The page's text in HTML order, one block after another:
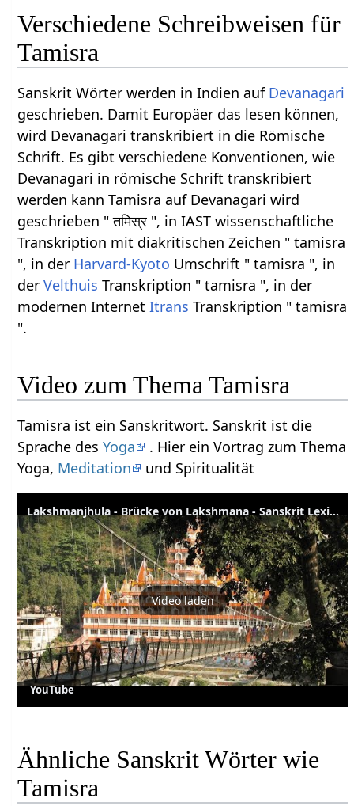
Verschiedene Schreibweisen für
Tamisra
Sanskrit Wörter werden in Indien auf Devanagari
geschrieben. Damit Europäer das lesen können,
wird Devanagari transkribiert in die Römische
Schrift. Es gibt verschiedene Konventionen, wie
Devanagari in römische Schrift transkribiert
werden kann Tamisra auf Devanagari wird
geschrieben " तमिस्र ", in IAST wissenschaftliche
Transkription mit diakritischen Zeichen " tamisra
", in der Harvard-Kyoto Umschrift " tamisra ", in
derVelthuis Transkription " tamisra ", in der
modernen InternetItrans Transkription " tamisra
".
Video zum Thema Tamisra
Tamisra ist ein Sanskritwort. Sanskrit ist die
Sprache desYoga
. Hier ein Vortrag zum Thema
Yoga, Meditation und Spiritualität
Lakshmanjhula - Brücke von Lakshmana - Sanskrit Lexikon
Video laden
YouTube
Ähnliche Sanskrit Wörter wie
Tamisra